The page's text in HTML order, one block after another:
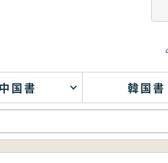
中国書 韓国書